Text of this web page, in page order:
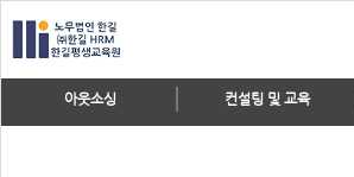
아웃소싱 컨설팅 및 교육